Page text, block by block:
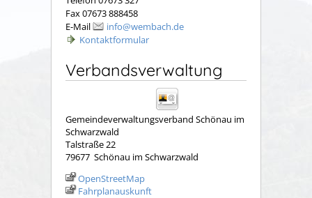
Fax 07673 888458
E-Mail
info@wembach.de
Kontaktformular
Verbandsverwaltung
Gemeindeverwaltungsverband Schönau im
Schwarzwald
Talstraße 22
79677 Schönau im Schwarzwald
OpenStreetMap
Fahrplanauskunft